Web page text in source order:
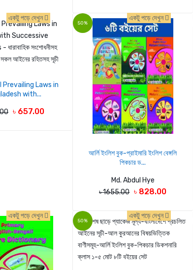
একটু পড়ে দেখুন
Prevailing Laws in
with...
৳ 657.00
50%
একটু পড়ে দেখুন
আর্লি ইংলিশ বুক-প্রাইমারি ইংলিশ বেঙ্গলি
পিকচার ড...
Md. Abdul Hye
৳ 1655.00 ৳ 828.00
একটু পড়ে দেখুন
50%
একটু পড়ে দেখুন